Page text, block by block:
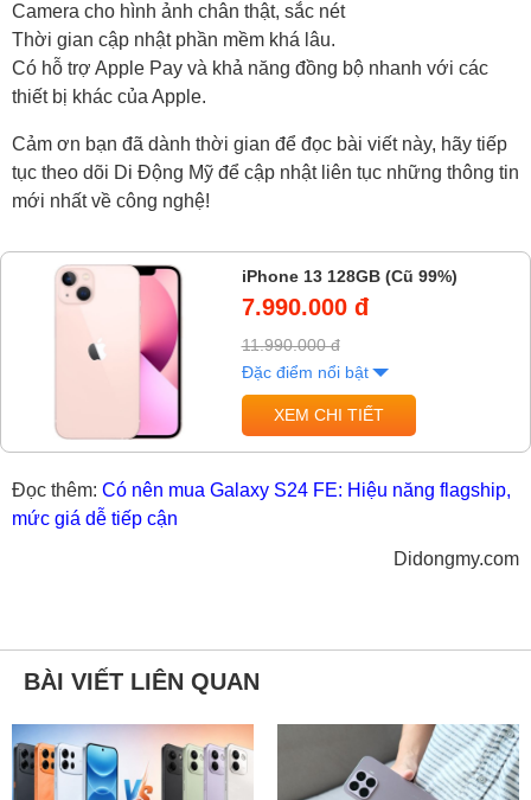
Camera cho hình ảnh chân thật, sắc nét
Thời gian cập nhật phần mềm khá lâu.
Có hỗ trợ Apple Pay và khả năng đồng bộ nhanh với các
thiết bị khác của Apple.
Cảm ơn bạn đã dành thời gian để đọc bài viết này, hãy tiếp
tục theo dõi Di Động Mỹ để cập nhật liên tục những thông tin
mới nhất về công nghệ!
iPhone 13 128GB (Cũ 99%)
7.990.000 đ
11.990.000 đ
Đặc điểm nổi bật
XEM CHI TIẾT
Đọc thêm: Có nên mua Galaxy S24 FE: Hiệu năng flagship,
mức giá dễ tiếp cận
Didongmy.com
BÀI VIẾT LIÊN QUAN